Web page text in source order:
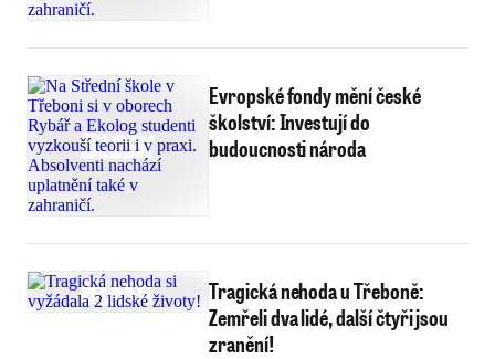
Evropské fondy mění české
školství: Investují do
budoucnosti národa
Tragická nehoda u Třeboně:
Zemřeli dva lidé, další čtyři jsou
zranění!